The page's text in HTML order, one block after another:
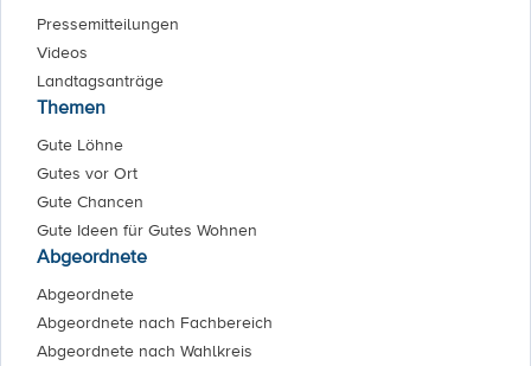
Pressemitteilungen
Videos
Landtagsanträge
Themen
Gute Löhne
Gutes vor Ort
Gute Chancen
Gute Ideen für Gutes Wohnen
Abgeordnete
Abgeordnete
Abgeordnete nach Fachbereich
Abgeordnete nach Wahlkreis